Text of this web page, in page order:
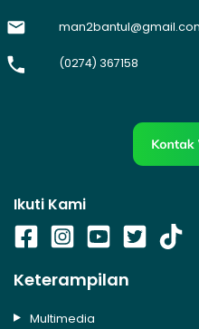
(0274) 367158
Ikuti Kami
Keterampilan
Multimedia